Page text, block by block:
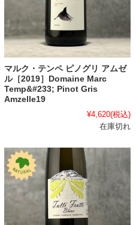
マルク・テンペ ピノグリ アムゼ
ル［2019］Domaine Marc
Temp&#233; Pinot Gris
Amzelle19
¥4,620(税込)
在庫切れ